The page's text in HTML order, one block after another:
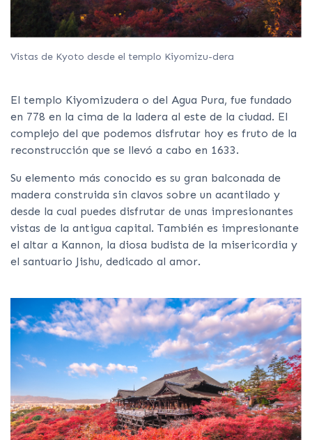
Vistas de Kyoto desde el templo Kiyomizu-dera
El templo Kiyomizudera o del Agua Pura, fue fundado
en 778 en la cima de la ladera al este de la ciudad. El
complejo del que podemos disfrutar hoy es fruto de la
reconstrucción que se llevó a cabo en 1633.
Su elemento más conocido es su gran balconada de
madera construida sin clavos sobre un acantilado y
desde la cual puedes disfrutar de unas impresionantes
vistas de la antigua capital. También es impresionante
el altar a Kannon, la diosa budista de la misericordia y
el santuario Jishu, dedicado al amor.